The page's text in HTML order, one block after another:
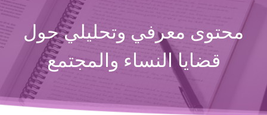
محتوى معرفي وتحليلي حول
قضايا النساء والمجتمع